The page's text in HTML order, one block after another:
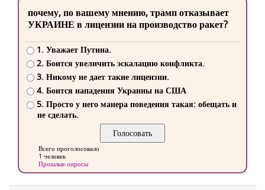
почему, по вашему мнению, трамп отказывает
УКРАИНЕ в лицензии на производство ракет?
1. Уважает Путина.
2. Боится увеличить эскалацию конфликта.
3. Никому не дает такие лицензии.
4. Боится нападения Украины на США
5. Просто у него манера поведения такая: обещать и
не сделать.
Всего проголосовало
1 человек
Прошлые опросы